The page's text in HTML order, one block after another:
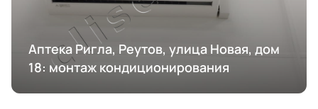
Аптека Ригла, Реутов, улица Новая, дом
18: монтаж кондиционирования